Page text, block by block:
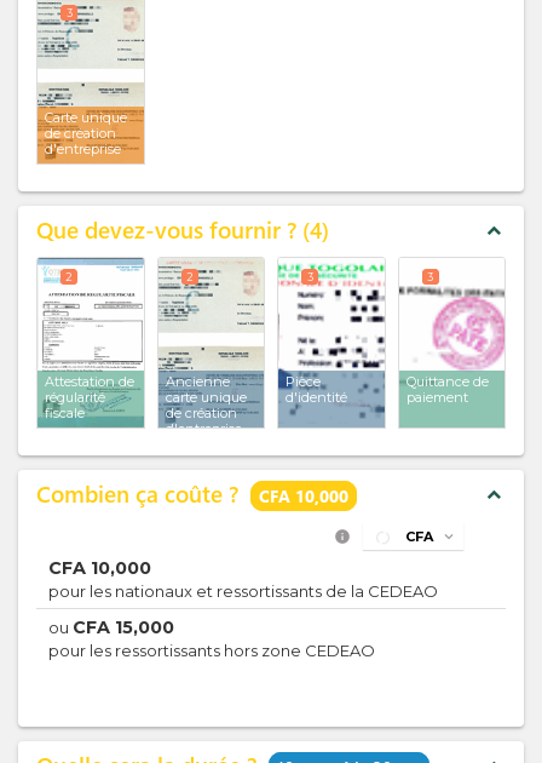
Carte unique
de création
d'entreprise
3
Que devez-vous fournir ? 4 expand_less
Attestation de
régularité
fiscale
2
Ancienne
carte unique
de création
d'entreprise
2
Pièce
d'identité
3
Quittance de
paiement
3
Combien ça coûte ? CFA 10,000 expand_less
info CFA expand_more
CFA 10,000
pour les nationaux et ressortissants de la CEDEAO
ou CFA 15,000
pour les ressortissants hors zone CEDEAO